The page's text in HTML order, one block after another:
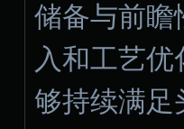
储备与前瞻
入和工艺
够持续满足